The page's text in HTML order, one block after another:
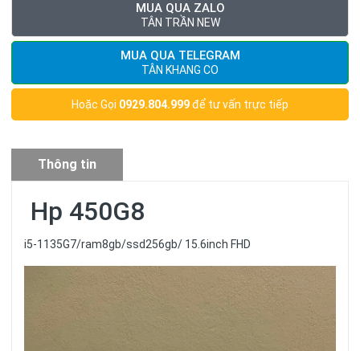
MUA QUA ZALO
TÂN TRẦN NEW
MUA QUA TELEGRAM
TÂN KHANG CO
Hoặc Gọi 0929.804.999để tư vấn trực tiếp
Thông tin
Hp 450G8
i5-1135G7/ram8gb/ssd256gb/ 15.6inch FHD